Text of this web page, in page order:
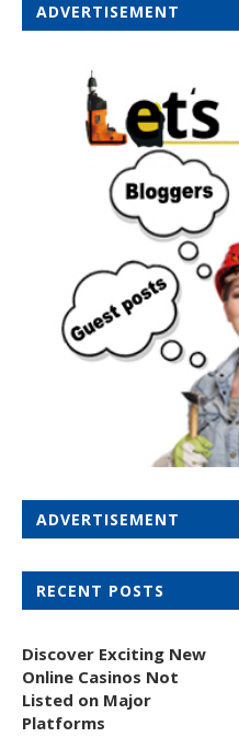
ADVERTISEMENT
ADVERTISEMENT
RECENT POSTS
Discover Exciting New
Online Casinos Not
Listed on Major
Platforms